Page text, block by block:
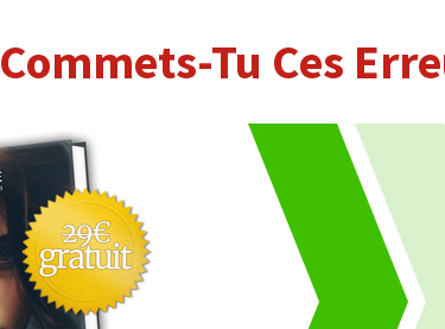
Commets-Tu Ces